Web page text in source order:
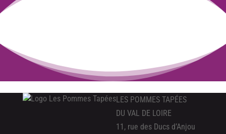
LES POMMES TAPÉES
DU VAL DE LOIRE
11, rue des Ducs d’Anjou